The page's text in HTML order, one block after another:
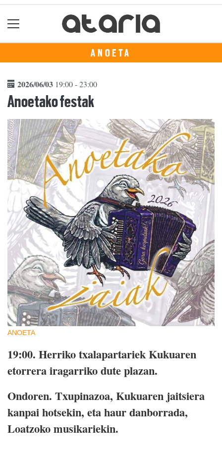
ANOETA
2026/06/03 19:00 - 23:00
Anoetako festak
ANOETA
19:00. Herriko txalapartariek Kukuaren
etorrera iragarriko dute plazan.
Ondoren. Txupinazoa, Kukuaren jaitsiera
kanpai hotsekin, eta haur danborrada,
Loatzoko musikariekin.